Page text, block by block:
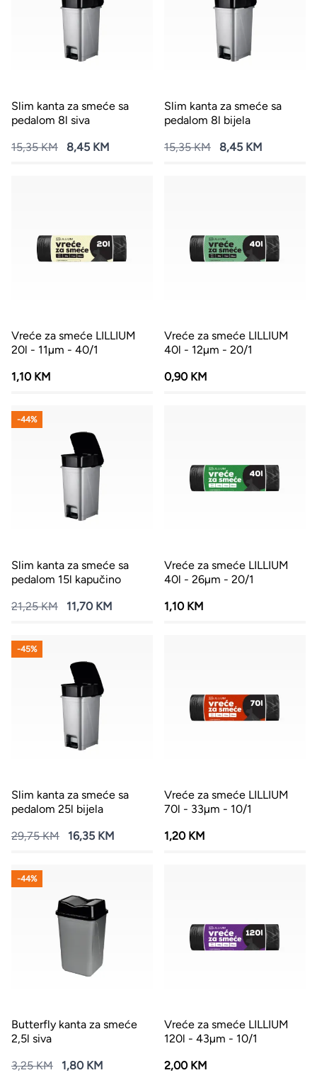
Slim kanta za smeće sa
pedalom 8l siva
15,35 KM
8,45 KM
Slim kanta za smeće sa
pedalom 8l bijela
15,35 KM
8,45 KM
Vreće za smeće LILLIUM
20l - 11µm - 40/1
1,10 KM
Vreće za smeće LILLIUM
40l - 12µm - 20/1
0,90 KM
Slim kanta za smeće sa
pedalom 15l kapučino
21,25 KM
11,70 KM
-44%
Vreće za smeće LILLIUM
40l - 26µm - 20/1
1,10 KM
Slim kanta za smeće sa
pedalom 25l bijela
29,75 KM
16,35 KM
-45%
Vreće za smeće LILLIUM
70l - 33µm - 10/1
1,20 KM
Butterfly kanta za smeće
2,5l siva
3,25 KM
1,80 KM
-44%
Vreće za smeće LILLIUM
120l - 43µm - 10/1
2,00 KM